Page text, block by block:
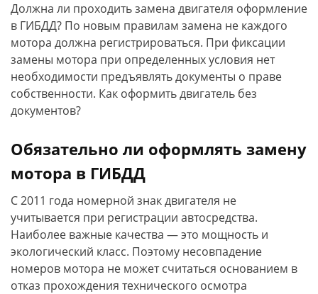
Должна ли проходить замена двигателя оформление
в ГИБДД? По новым правилам замена не каждого
мотора должна регистрироваться. При фиксации
замены мотора при определенных условия нет
необходимости предъявлять документы о праве
собственности. Как оформить двигатель без
документов?
Обязательно ли оформлять замену
мотора в ГИБДД
С 2011 года номерной знак двигателя не
учитывается при регистрации автосредства.
Наиболее важные качества — это мощность и
экологический класс. Поэтому несовпадение
номеров мотора не может считаться основанием в
отказ прохождения технического осмотра